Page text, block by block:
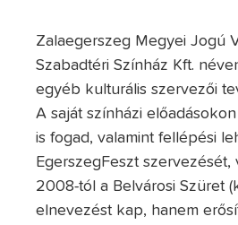
Zalaegerszeg Megyei Jogú
Szabadtéri Színház Kft.
egyéb kulturális szervezői
A saját színházi
is fogad, valamint fellépési
EgerszegFeszt
2008-tól a Belvárosi Szüret
elnevezést kap, hanem